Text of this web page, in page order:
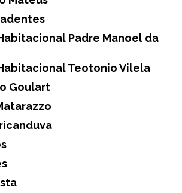
Habitacional Teotonio Vilela
Goulart